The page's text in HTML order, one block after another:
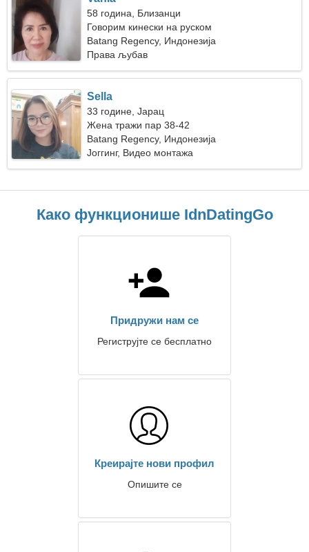
58 година, Близанци
Говорим кинески на руском
Batang Regency, Индонезија
Права љубав
Sella
33 године, Јарац
Жена тражи пар 38-42
Batang Regency, Индонезија
Јоггинг, Видео монтажа
Како функционише IdnDatingGo
Придружи нам се
Региструјте се бесплатно
Креирајте нови профил
Опишите се